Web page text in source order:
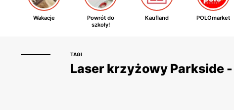
Wakacje
Powrót do
szkoły!
Kaufland POLOmarket
TAGI
Laser krzyżowy Parkside